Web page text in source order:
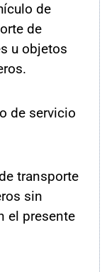
de
de
u objetos
de servicio
transporte
sin
el presente